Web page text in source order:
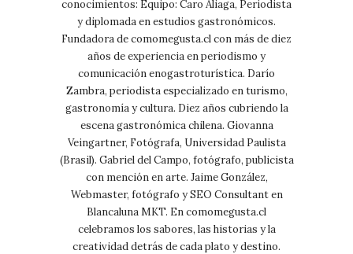
conocimientos: Equipo: Caro Aliaga, Periodista
y diplomada en estudios gastronómicos.
Fundadora de comomegusta.cl con más de diez
años de experiencia en periodismo y
comunicación enogastroturística. Darío
Zambra, periodista especializado en turismo,
gastronomía y cultura. Diez años cubriendo la
escena gastronómica chilena. Giovanna
Veingartner, Fotógrafa, Universidad Paulista
(Brasil). Gabriel del Campo, fotógrafo, publicista
con mención en arte. Jaime González,
Webmaster, fotógrafo y SEO Consultant en
Blancaluna MKT. En comomegusta.cl
celebramos los sabores, las historias y la
creatividad detrás de cada plato y destino.